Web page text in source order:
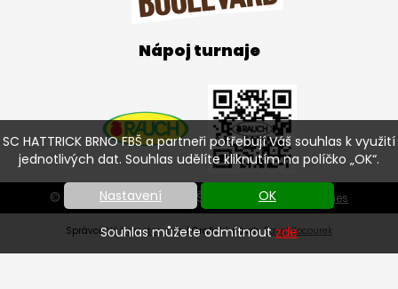
SC HATTRICK BRNO FBŠ a partneři potřebují Váš souhlas k využití
jednotlivých dat. Souhlas udělíte kliknutím na políčko „OK“.
Nastavení OK
Souhlas můžete odmítnoutzde
Nápoj turnaje
© SC HATTRICK BRNO FBŠ 2026 | Nastavení cookies
SprávceVáš prostor, s.r.o.| Grafický návrh: Pavel Kocourek